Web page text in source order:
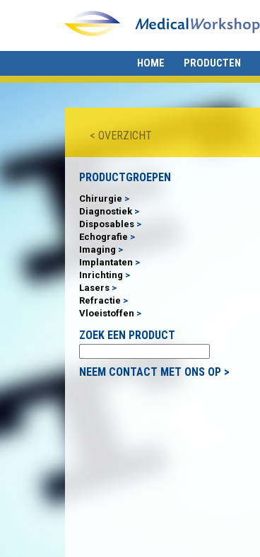
HOME PRODUCTEN
< OVERZICHT
PRODUCTGROEPEN
Chirurgie
Diagnostiek
Disposables
Echografie
Imaging
Implantaten
Inrichting
Lasers
Refractie
Vloeistoffen
ZOEK EEN PRODUCT
NEEM CONTACT MET ONS OP >